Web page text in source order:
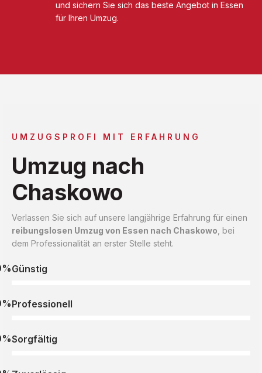
und sichern Sie sich das beste Angebot in Essen
für Ihren Umzug.
UMZUGSPROFI MIT ERFAHRUNG
Umzug nach
Chaskowo
Verlassen Sie sich auf unsere langjährige Erfahrung für einen
reibungslosen Umzug von Essen nach Chaskowo , bei
dem Professionalität an erster Stelle steht.
Günstig
Professionell
Sorgfältig